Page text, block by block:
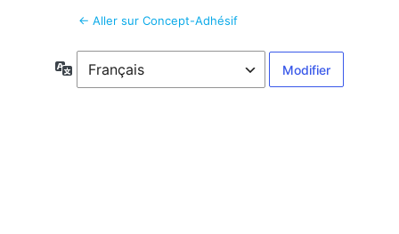
← Aller sur Concept-Adhésif
Langue